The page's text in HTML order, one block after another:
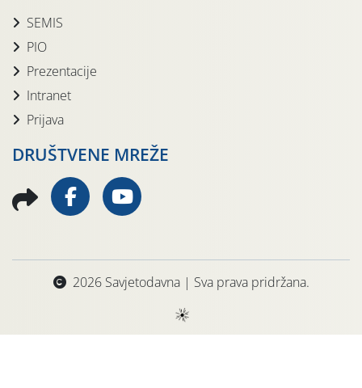
SEMIS
PIO
Prezentacije
Intranet
Prijava
DRUŠTVENE MREŽE
2026 Savjetodavna | Sva prava pridržana.